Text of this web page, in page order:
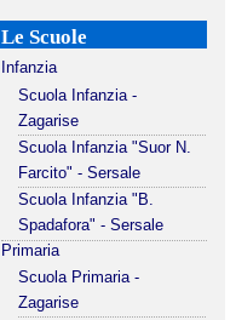
Le Scuole
Infanzia
Scuola Infanzia -
Zagarise
Scuola Infanzia "Suor N.
Farcito" - Sersale
Scuola Infanzia "B.
Spadafora" - Sersale
Primaria
Scuola Primaria -
Zagarise